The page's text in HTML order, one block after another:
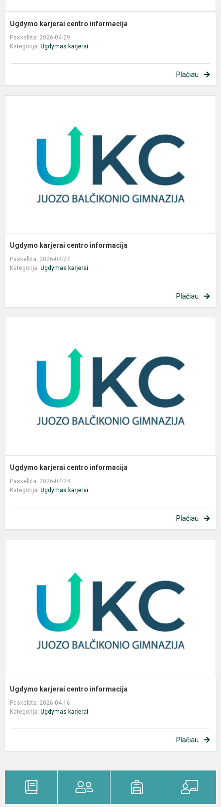
Ugdymo karjerai centro informacija
Paskelbta: 2026-04-29
Kategorija: Ugdymas karjerai
Plačiau
Ugdymo karjerai centro informacija
Paskelbta: 2026-04-27
Kategorija: Ugdymas karjerai
Plačiau
Ugdymo karjerai centro informacija
Paskelbta: 2026-04-24
Kategorija: Ugdymas karjerai
Plačiau
Ugdymo karjerai centro informacija
Paskelbta: 2026-04-16
Kategorija: Ugdymas karjerai
Plačiau